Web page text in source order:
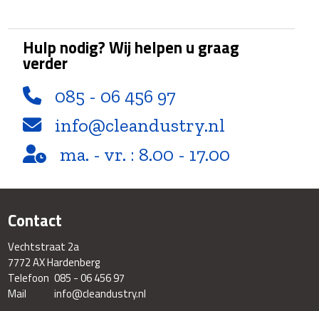
Hulp nodig? Wij helpen u graag
verder
085 - 06 456 97
info@cleandustry.nl
ma. - vr. : 8.00 - 17.00
Contact
Vechtstraat 2a
7772 AX Hardenberg
Telefoon 085 - 06 456 97
Mail
info@cleandustry.nl